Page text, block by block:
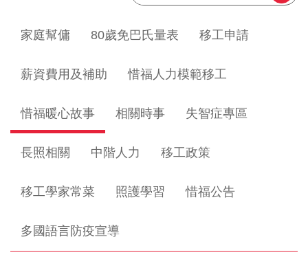
家庭幫傭 80歲免巴氏量表 移工申請
薪資費用及補助 惜福人力模範移工
惜福暖心故事 相關時事 失智症專區
長照相關 中階人力 移工政策
移工學家常菜 照護學習 惜福公告
多國語言防疫宣導